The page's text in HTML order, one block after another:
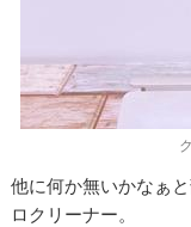
他に何か無いかなぁ
ロクリーナー。